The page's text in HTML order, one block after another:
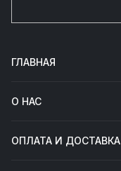
ГЛАВНАЯ
О НАС
ОПЛАТА И ДОСТАВКА